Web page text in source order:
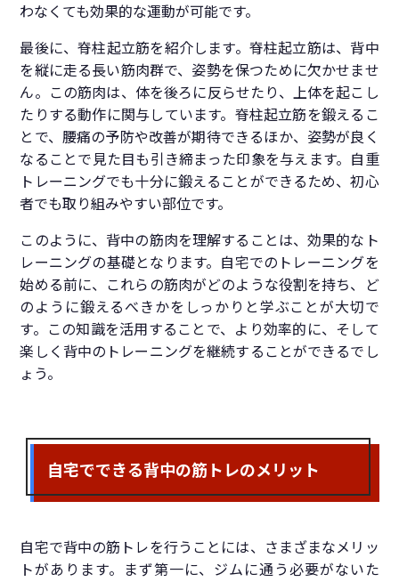
わなくても効果的な運動が可能です。
最後に、脊柱起立筋を紹介します。脊柱起立筋は、背中
を縦に走る長い筋肉群で、姿勢を保つために欠かせませ
ん。この筋肉は、体を後ろに反らせたり、上体を起こし
たりする動作に関与しています。脊柱起立筋を鍛えるこ
とで、腰痛の予防や改善が期待できるほか、姿勢が良く
なることで見た目も引き締まった印象を与えます。自重
トレーニングでも十分に鍛えることができるため、初心
者でも取り組みやすい部位です。
このように、背中の筋肉を理解することは、効果的なト
レーニングの基礎となります。自宅でのトレーニングを
始める前に、これらの筋肉がどのような役割を持ち、ど
のように鍛えるべきかをしっかりと学ぶことが大切で
す。この知識を活用することで、より効率的に、そして
楽しく背中のトレーニングを継続することができるでし
ょう。
自宅でできる背中の筋トレのメリット
自宅で背中の筋トレを行うことには、さまざまなメリッ
トがあります。まず第一に、ジムに通う必要がないた